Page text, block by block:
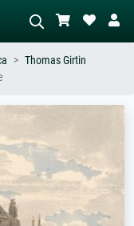
a cena – ex: prado verde,
com muito vermelho, pintura
nu em pé ao lado de
uma árvore.
Thomas Girtin